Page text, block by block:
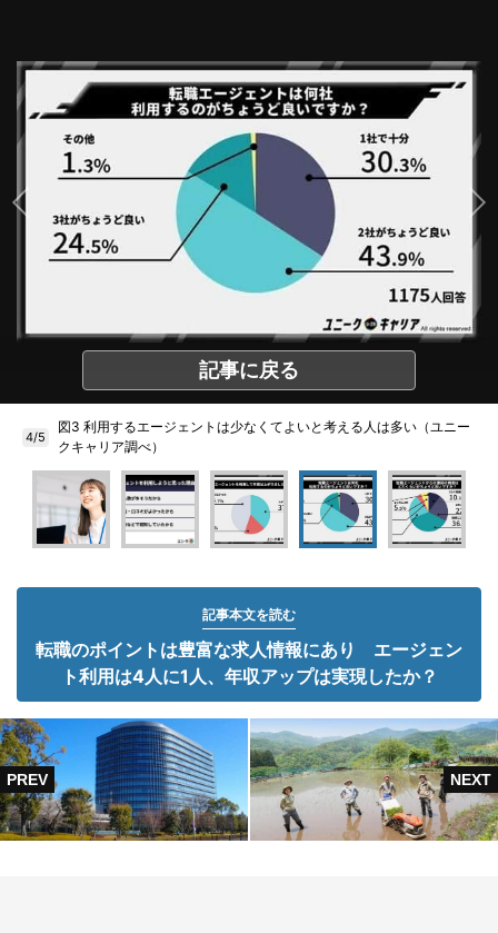
記事に戻る
4/5
図3 利用するエージェントは少なくてよいと考える人は多い（ユニー
クキャリア調べ）
記事本文を読む
転職のポイントは豊富な求人情報にあり エージェン
ト利用は4人に1人、年収アップは実現したか？